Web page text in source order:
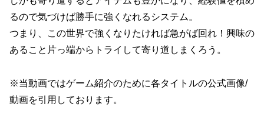
るので気づけば勝手に強くなれるシステム。
つまり、この世界で強くなりたければ急がば回れ！興味の
あること片っ端からトライして寄り道しまくろう。
※当動画ではゲーム紹介のために各タイトルの公式画像/
動画を引用しております。